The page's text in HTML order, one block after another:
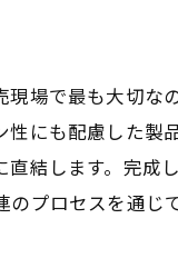
場で最も大切な
にも配慮した製
結します。完成
プロセスを通じ